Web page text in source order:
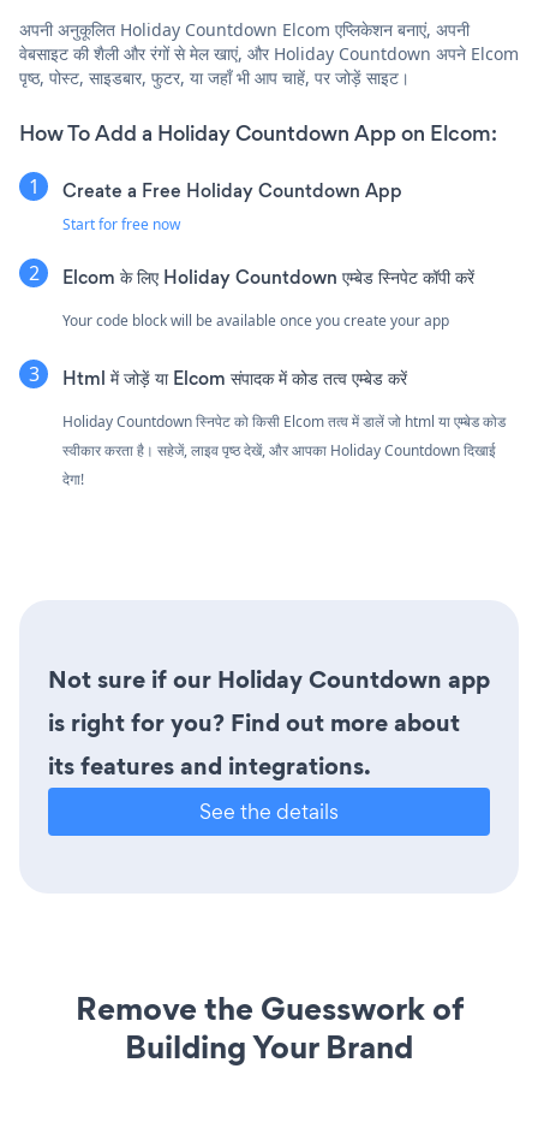
अपनी अनुकूलित Holiday Countdown Elcom एप्लिकेशन बनाएं, अपनी
वेबसाइट की शैली और रंगों से मेल खाएं, और Holiday Countdown अपने Elcom
पृष्ठ, पोस्ट, साइडबार, फुटर, या जहाँ भी आप चाहें, पर जोड़ें साइट।
How To Add a Holiday Countdown App on Elcom:
Create a Free Holiday Countdown App
Start for free now
Elcom के लिए Holiday Countdown एम्बेड स्निपेट कॉपी करें
Your code block will be available once you create your app
Html में जोड़ें या Elcom संपादक में कोड तत्व एम्बेड करें
Holiday Countdown स्निपेट को किसी Elcom तत्व में डालें जो html या एम्बेड कोड
स्वीकार करता है। सहेजें, लाइव पृष्ठ देखें, और आपका Holiday Countdown दिखाई
देगा!
Not sure if our Holiday Countdown app
is right for you? Find out more about
its features and integrations.
See the details
Remove the Guesswork of
Building Your Brand